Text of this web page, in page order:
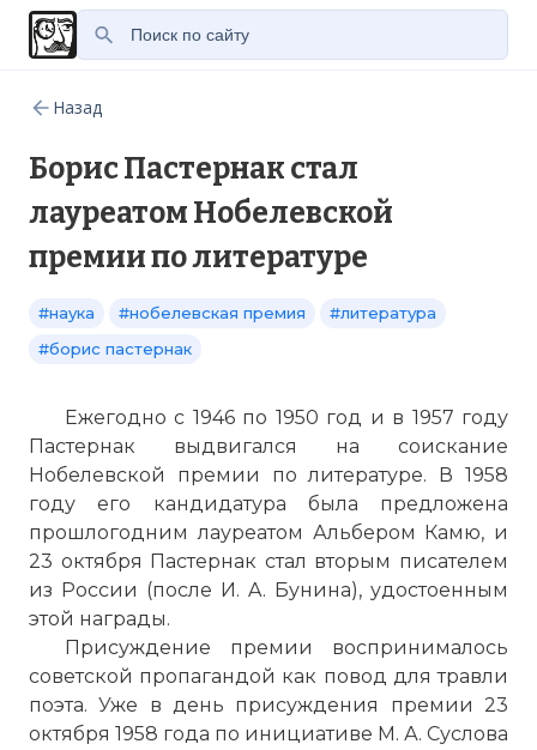
Назад
Борис Пастернак стал
лауреатом Нобелевской
премии по литературе
#наука #нобелевская премия
#литература
#борис пастернак
Ежегодно с 1946 по 1950 год и в 1957 году
Пастернак выдвигался на соискание
Нобелевской премии по литературе. В 1958
году его кандидатура была предложена
прошлогодним лауреатом Альбером Камю, и
23 октября Пастернак стал вторым писателем
из России (после И. A. Бунина), удостоенным
этой награды.
Присуждение премии воспринималось
советской пропагандой как повод для травли
поэта. Уже в день присуждения премии 23
октября 1958 года по инициативе М. А. Суслова